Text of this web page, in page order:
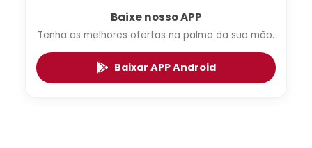
Baixe nosso APP
Tenha as melhores ofertas na palma da sua mão.
Baixar APP Android